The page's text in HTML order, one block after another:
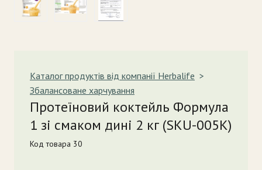
Каталог продуктів від компанії Herbalife
Збалансоване харчування
Протеїновий коктейль Формула
1 зі смаком дині 2 кг (SKU-005K)
Код товара 30